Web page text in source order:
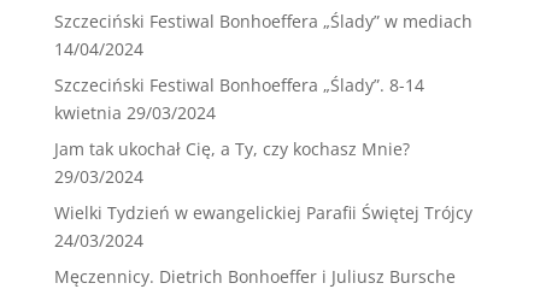
Szczeciński Festiwal Bonhoeffera „Ślady” w mediach
14/04/2024
Szczeciński Festiwal Bonhoeffera „Ślady”. 8-14
kwietnia 29/03/2024
Jam tak ukochał Cię, a Ty, czy kochasz Mnie?
29/03/2024
Wielki Tydzień w ewangelickiej Parafii Świętej Trójcy
24/03/2024
Męczennicy. Dietrich Bonhoeffer i Juliusz Bursche